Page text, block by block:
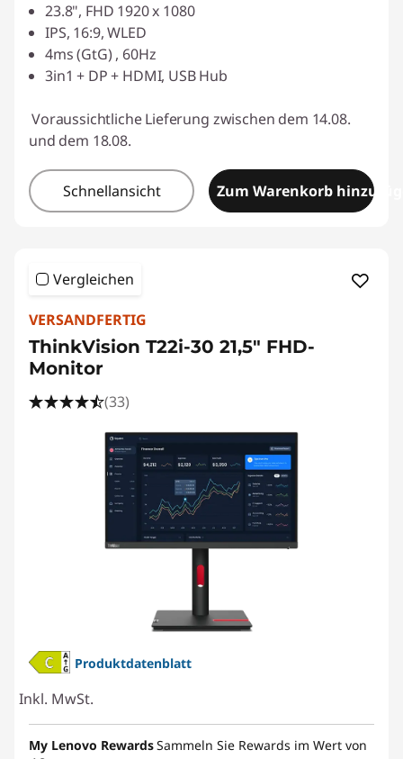
23.8", FHD 1920 x 1080
IPS, 16:9, WLED
4ms (GtG) , 60Hz
3in1 + DP + HDMI, USB Hub
Voraussichtliche Lieferung zwischen dem 14.08.
und dem 18.08.
Schnellansicht Zum Warenkorb
Vergleichen
VERSANDFERTIG
ThinkVision T22i-30 21,5" FHD-
Monitor
(33)
Produktdatenblatt
Inkl. MwSt.
My Lenovo RewardsSammeln Sie Rewards im Wert von